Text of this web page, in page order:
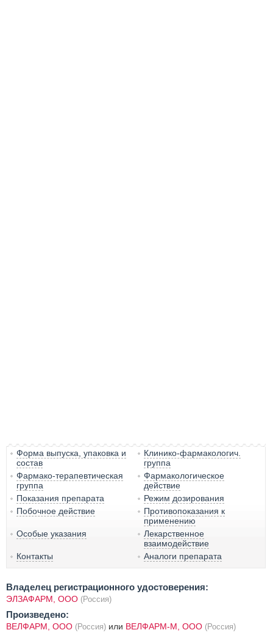
Форма выпуска, упаковка и
состав
Клинико-фармакологич.
группа
Фармако-терапевтическая
группа
Фармакологическое
действие
Показания препарата
Режим дозирования
Побочное действие
Противопоказания к
применению
Особые указания
Лекарственное
взаимодействие
Контакты
Аналоги препарата
Владелец регистрационного удостоверения:
ЭЛЗАФАРМ, ООО (Россия)
Произведено:
ВЕЛФАРМ, ООО (Россия) или ВЕЛФАРМ-М, ООО (Россия)